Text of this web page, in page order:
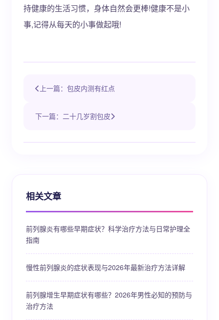
持健康的生活习惯，身体自然会更棒!健康不是小
事,记得从每天的小事做起哦!
上一篇：包皮内测有红点
下一篇：二十几岁割包皮
相关文章
前列腺炎有哪些早期症状？科学治疗方法与日常护理全
指南
慢性前列腺炎的症状表现与2026年最新治疗方法详解
前列腺增生早期症状有哪些？2026年男性必知的预防与
治疗方法